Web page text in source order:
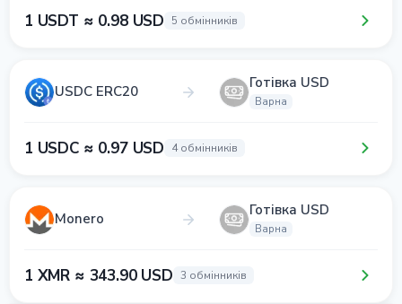
1 USDT ≈ 0.98 USD 5 обмінників
USDC ERC20 Готівка USD
Варна
1 USDC ≈ 0.97 USD 4 обмінників
Monero Готівка USD
Варна
1 XMR ≈ 343.90 USD 3 обмінників